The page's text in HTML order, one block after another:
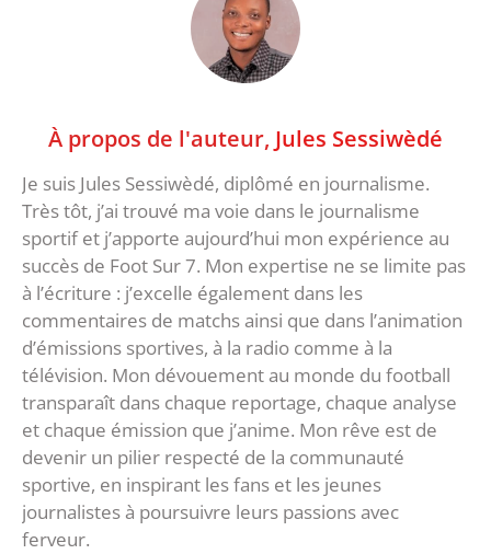
À propos de l'auteur, Jules Sessiwèdé
Je suis Jules Sessiwèdé, diplômé en journalisme.
Très tôt, j’ai trouvé ma voie dans le journalisme
sportif et j’apporte aujourd’hui mon expérience au
succès de Foot Sur 7. Mon expertise ne se limite pas
à l’écriture : j’excelle également dans les
commentaires de matchs ainsi que dans l’animation
d’émissions sportives, à la radio comme à la
télévision. Mon dévouement au monde du football
transparaît dans chaque reportage, chaque analyse
et chaque émission que j’anime. Mon rêve est de
devenir un pilier respecté de la communauté
sportive, en inspirant les fans et les jeunes
journalistes à poursuivre leurs passions avec
ferveur.